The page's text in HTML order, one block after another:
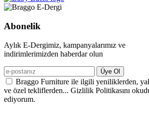
Abonelik
Aylık E-Dergimiz, kampanyalarımız ve
indirimlerimizden haberdar olun
Üye Ol
Braggo Furniture ile ilgili yeniliklerden,
ve özel tekliflerden... Gizlilik Politikasını
ediyorum.